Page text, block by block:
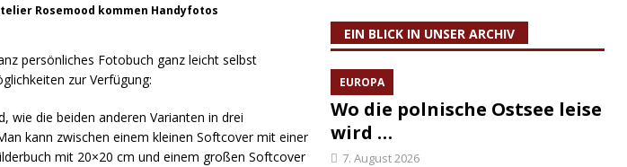
Rosemood kommen Handyfotos
persönliches Fotobuch ganz leicht selbst
zur Verfügung:
wie die beiden anderen Varianten in drei
kann zwischen einem kleinen Softcover mit einer
mit 20×20 cm und einem großen Softcover
EIN BLICK IN UNSER ARCHIV
EUROPA
Wo die polnische Ostsee leise
wird …
7. August 2026